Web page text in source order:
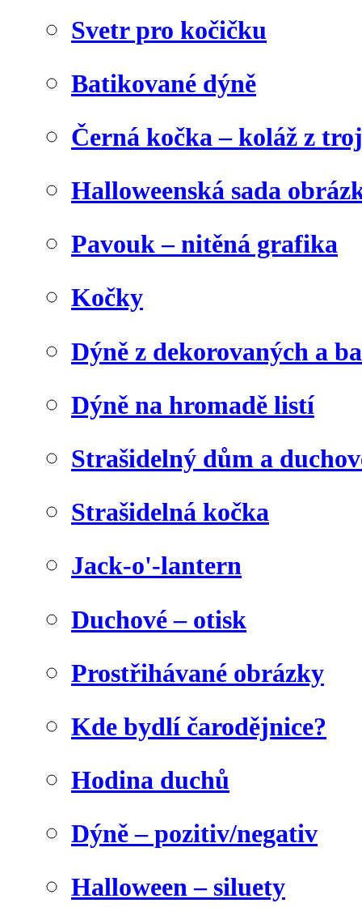
Svetr pro kočičku
Batikované dýně
Černá kočka – koláž z
Halloweenská sada
Pavouk – nitěná grafika
Kočky
Dýně z dekorovaných a
Dýně na hromadě listí
Strašidelný dům a
Strašidelná kočka
Jack-o'-lantern
Duchové – otisk
Prostřihávané obrázky
Kde bydlí čarodějnice?
Hodina duchů
Dýně – pozitiv/negativ
Halloween – siluety